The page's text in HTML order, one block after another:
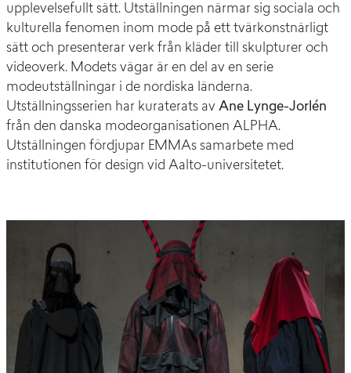
upplevelsefullt sätt. Utställningen närmar sig sociala och
kulturella fenomen inom mode på ett tvärkonstnärligt
sätt och presenterar verk från kläder till skulpturer och
videoverk. Modets vägar är en del av en serie
modeutställningar i de nordiska länderna.
Utställningsserien har kuraterats av Ane Lynge-Jorlén
från den danska modeorganisationen ALPHA.
Utställningen fördjupar EMMAs samarbete med
institutionen för design vid Aalto-universitetet.